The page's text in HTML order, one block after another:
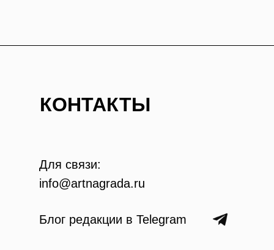
Для связи:
info@artnagrada.ru
Блог редакции в Telegram
КОНТАКТЫ